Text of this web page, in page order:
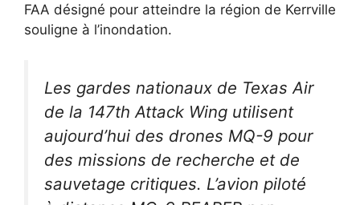
FAA désigné pour atteindre la région de Kerrville
souligne à l’inondation.
Les gardes nationaux de Texas Air
de la 147th Attack Wing utilisent
aujourd’hui des drones MQ-9 pour
des missions de recherche et de
sauvetage critiques. L’avion piloté